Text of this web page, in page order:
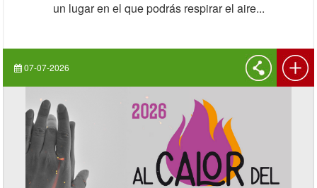
07-07-2026
un lugar en el que podrás respirar el aire...